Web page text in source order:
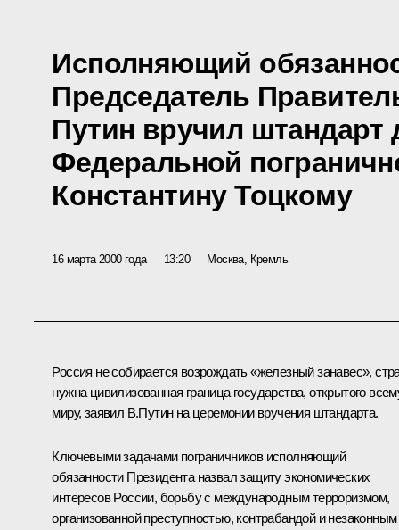
Исполняющий
Председатель
Путин вручил штандарт
Федеральной
Константину Тоцкому
16 марта 2000 года 13:20 Москва, Кремль
Россия не собирается возрождать «железный занавес»,
нужна цивилизованная граница государства, открытого
миру, заявил В.Путин на церемонии вручения штандарта.
Ключевыми задачами пограничников исполняющий
обязанности Президента назвал защиту экономических
интересов России, борьбу с международным терроризмом,
организованной преступностью, контрабандой и незаконным